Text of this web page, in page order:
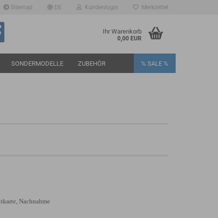
Sitemap DE Kundenlogin Merkzettel
Ihr Warenkorb
0,00 EUR
SONDERMODELLE ZUBEHÖR % SALE %
Nachnahme